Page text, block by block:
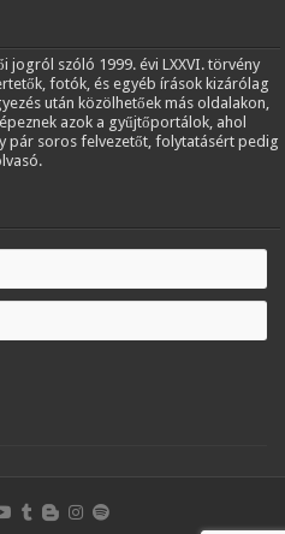
jogról szóló 1999. évi LXXVI. törvény
fotók, és egyéb írások kizárólag
után közölhetőek más oldalakon,
azok a gyűjtőportálok, ahol
pár soros felvezetőt, folytatásért pedig